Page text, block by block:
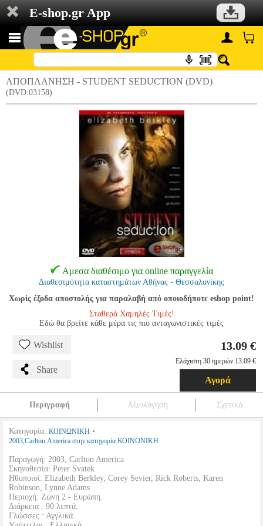
E-shop.gr App
ΑΠΟΠΛΑΝΗΣΗ - STUDENT SEDUCTION (DVD)
(DVD.03158)
Αμεσα διαθέσιμο για online παραγγελία
Διαθεσιμότητα καταστημάτων Αθήνας - Θεσσαλονίκης
Χωρίς έξοδα αποστολής για παραλαβή από οποιοδήποτε eshop point!
Σταθερά Χαμηλές Τιμές!
Εδώ θα βρείτε κάθε μέρα τις πιο ανταγωνιστικές τιμές
Wishlist
Share
13.09 €
Ελάχιστη 30 ημερών 13.09 €
Αγορά
Περιγραφή Αξιολόγηση Σχετικά
Κατηγορία: ΚΟΙΝΩΝΙΚΗ •
2003,Carlton America στην κατηγορία ΚΟΙΝΩΝΙΚΗ
Παραγωγή: 2003, Carlton America
Σκηνοθεσία: Peter Svatek
Ηθοποιοί: Elizabeth Berkley, Corey Sevier, Rick Roberts, Karen
Robinson, Lynne Adams
Περιοχή: Ζώνη 2 - Ευρώπη.
Διάρκεια : 90 λεπτά.
Γλώσσες : Αγγλικά.